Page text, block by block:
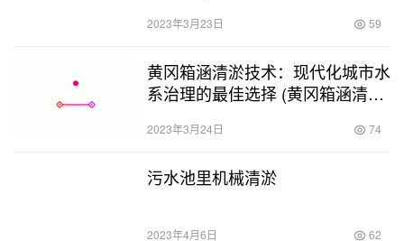
2023年3月23日 59
黄冈箱涵清淤技术：现代化城市水
系治理的最佳选择 (黄冈箱涵清淤
2023年3月24日 74
污水池里机械清淤
2023年4月6日 62